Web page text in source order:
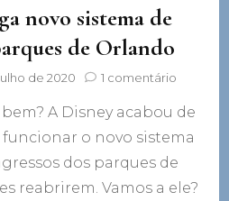
novo sistema de
de Orlando
de 2020 1 comentário
divulga
de
reserva
A Disney acabou de
o novo sistema
dos parques de
reabrirem. Vamos a ele?